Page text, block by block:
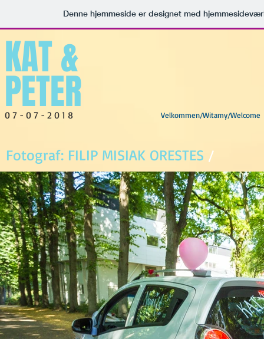
Denne hjemmeside er designet med
Velkommen/Witamy/Welcome
KAT &
PETER
0 7 - 0 7 - 2 0 1 8
Fotograf: FILIP MISIAK ORESTES /